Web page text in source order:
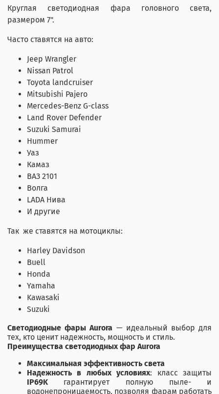
Круглая светодиодная фара головного света,
размером 7".
Часто ставятся на авто:
Jeep Wrangler
Nissan Patrol
Toyota landcruiser
Mitsubishi Pajero
Mercedes-Benz G-class
Land Rover Defender
Suzuki Samurai
Hummer
Уаз
Камаз
ВАЗ 2101
Волга
LADA Нива
И другие
Так же ставятся на мотоциклы:
Harley Davidson
Buell
Honda
Yamaha
Kawasaki
Suzuki
Светодиодные фары Aurora — идеальный выбор для
тех, кто ценит надежность, мощность и стиль.
Преимущества светодиодных фар Aurora
Максимальная эффективность света
Надежность в любых условиях: класс защиты
IP69K гарантирует полную пыле- и
водонепроницаемость, позволяя фарам работать